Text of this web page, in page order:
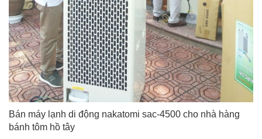
Bán máy lạnh di động nakatomi sac-4500 cho nhà hàng
bánh tôm hồ tây